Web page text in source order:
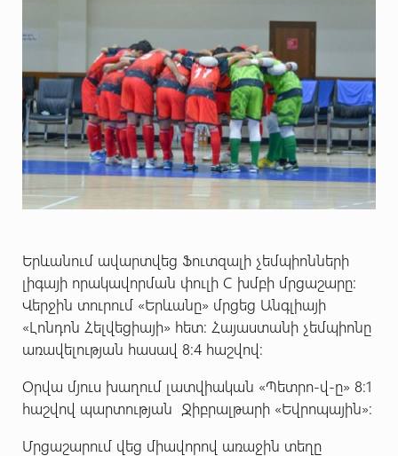
Երևանում ավարտվեց Ֆուտզալի չեմպիոնների
լիգայի որակավորման փուլի C խմբի մրցաշարը:
Վերջին տուրում «Երևանը» մրցեց Անգլիայի
«Լոնդոն Հելվեցիայի» հետ: Հայաստանի չեմպիոնը
առավելության հասավ 8:4 հաշվով:
Օրվա մյուս խաղում լատվիական «Պետրո-վ-ը» 8:1
հաշվով պարտության Ջիբրալթարի «Եվրոպային»:
Մրցաշարում վեց միավորով առաջին տեղը